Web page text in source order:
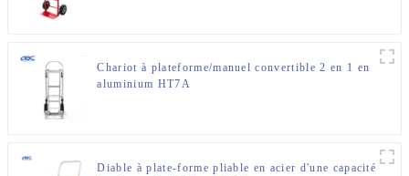
Chariot à plateforme/manuel convertible 2 en 1 en
aluminium HT7A
Diable à plate-forme pliable en acier d'une capacité